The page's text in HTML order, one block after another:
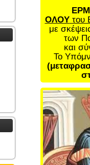
ΟΛΟΥτου
με
των
και
Το